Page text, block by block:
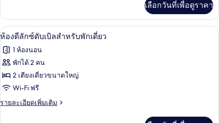
ซ์
ทวิน
เกี่ยว
กับ
ห้อง
ลัก
ซ์
น
เลือกวันที่เพื่อดูราคา
เปิด
ภาพถ่าย
ทั้งหมด
ของ
ห้อง
ดี
ห้องดีลักซ์ดับเบิลสำหรับพักเดี่ยว | โต๊
4
ห้องดีลักซ์ดับเบิลสำหรับพักเดี่ยว
1 ห้องนอน
พักได้ 2 คน
2 เตียงเดี่ยวขนาดใหญ่
Wi-Fi ฟรี
รายละเอียดเพิ่มเติม
ราย